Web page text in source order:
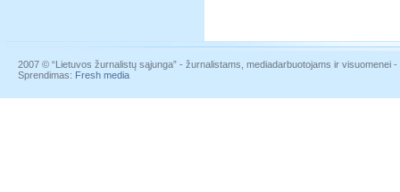
2007 © “Lietuvos žurnalistų sąjunga” - žurnalistams, mediadarbuotojams ir visuomenei
Sprendimas: Fresh media